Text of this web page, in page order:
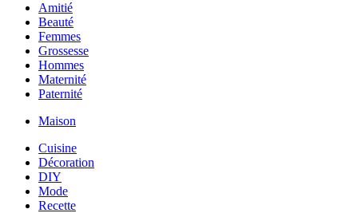
Amitié
Beauté
Femmes
Grossesse
Hommes
Maternité
Paternité
Maison
Cuisine
Décoration
DIY
Mode
Recette